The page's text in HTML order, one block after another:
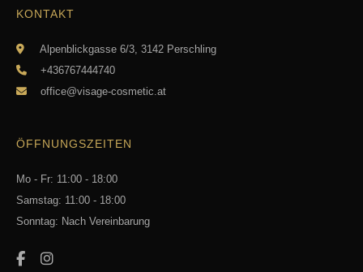
KONTAKT
Alpenblickgasse 6/3, 3142 Perschling
+436767444740
office@visage-cosmetic.at
ÖFFNUNGSZEITEN
Mo - Fr: 11:00 - 18:00
Samstag: 11:00 - 18:00
Sonntag: Nach Vereinbarung